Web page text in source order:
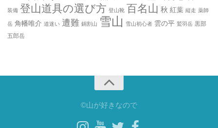
装備 登山道具の選び方 登山靴 百名山 秋 紅葉 縦走 薬師
岳 角幡唯介 道迷い 遭難 鍋割山 雪山 雪山初心者 雲の平 鷲羽岳 黒部
五郎岳
©山が好きなので